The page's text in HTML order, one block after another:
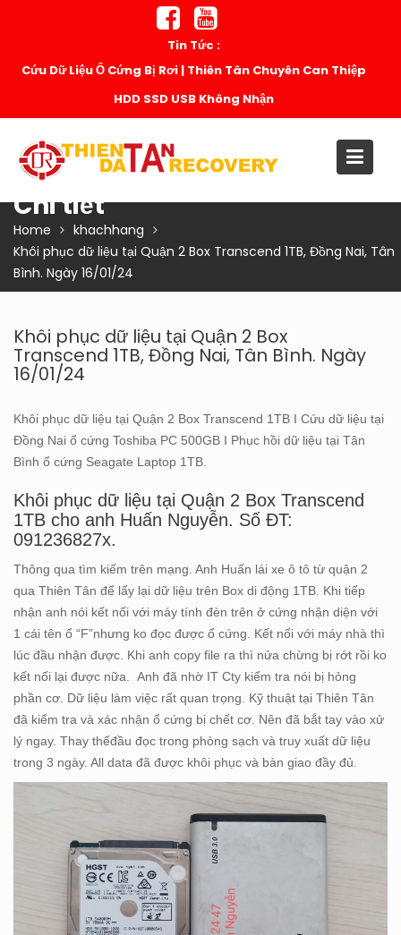
Tin Tức :
Cứu Dữ Liệu Ổ Cứng Bị Rơi | Thiên Tân Chuyên Can Thiệp
HDD SSD USB Không Nhận
Chi tiết
Home
khachhang
Khôi phục dữ liệu tại Quận 2 Box Transcend 1TB, Đồng Nai, Tân
Bình. Ngày 16/01/24
Khôi phục dữ liệu tại Quận 2 Box
Transcend 1TB, Đồng Nai, Tân Bình. Ngày
16/01/24
Khôi phục dữ liệu tại Quận 2 Box Transcend 1TB I Cứu dữ liệu tại
Đồng Nai ổ cứng Toshiba PC 500GB I Phục hồi dữ liệu tại Tân
Bình ổ cứng Seagate Laptop 1TB.
Khôi phục dữ liệu tại Quận 2 Box Transcend
1TB cho anh Huấn Nguyễn. Số ĐT:
091236827x.
Thông qua tìm kiếm trên mạng. Anh Huấn lái xe ô tô từ quận 2
qua Thiên Tân để lấy lại dữ liệu trên Box di động 1TB. Khi tiếp
nhận anh nói kết nối với máy tính đèn trên ở cứng nhận diện với
1 cái tên ổ “F”nhưng ko đọc được ổ cứng. Kết nối với máy nhà thì
lúc đầu nhận được. Khi anh copy file ra thì nửa chừng bị rớt rồi ko
kết nối lại được nữa. Anh đã nhờ IT Cty kiểm tra nói bị hỏng
phần cơ. Dữ liệu làm việc rất quan trọng. Kỹ thuật tại Thiên Tân
đã kiểm tra và xác nhận ổ cứng bị chết cơ. Nên đã bắt tay vào xử
lý ngay. Thay thếđầu đọc trong phòng sạch và truy xuất dữ liệu
trong 3 ngày. All data đã được khôi phục và bàn giao đầy đủ.